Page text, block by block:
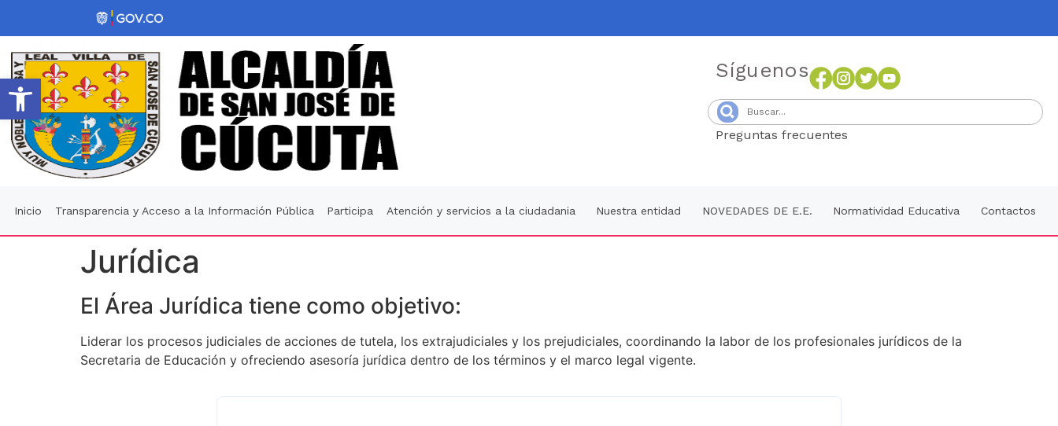
Abrir barra de herramientas
Síguenos
Preguntas frecuentes
Inicio Transparencia y Acceso a la Información Pública Participa Atención y servicios a la ciudadania Nuestra entidad NOVEDADES DE E.E. Normatividad Educativa Contactos
Jurídica
El Área Jurídica tiene como objetivo:
Liderar los procesos judiciales de acciones de tutela, los extrajudiciales y los prejudiciales, coordinando la labor de los profesionales jurídicos de la
Secretaria de Educación y ofreciendo asesoría jurídica dentro de los términos y el marco legal vigente.